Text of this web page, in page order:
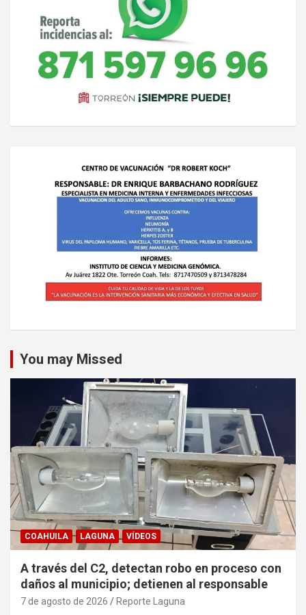
You may Missed
COAHUILA LAGUNA VÍDEOS
A través del C2, detectan robo en proceso con
daños al municipio; detienen al responsable
7 de agosto de 2026 Reporte Laguna